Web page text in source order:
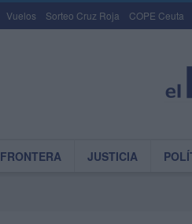
Vuelos Sorteo Cruz Roja COPE Ceuta
FRONTERA JUSTICIA